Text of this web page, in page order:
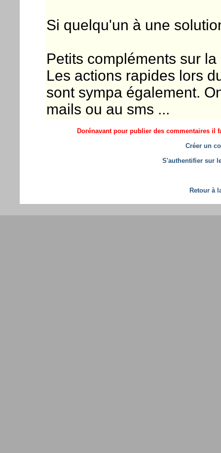
Si quelqu'un à une
Petits compléments sur
Les actions rapides lors
sont sympa également.
mails ou au sms ...
Dorénavant pour publier des commentaires il
Créer un
S'authentifier sur
Retour à